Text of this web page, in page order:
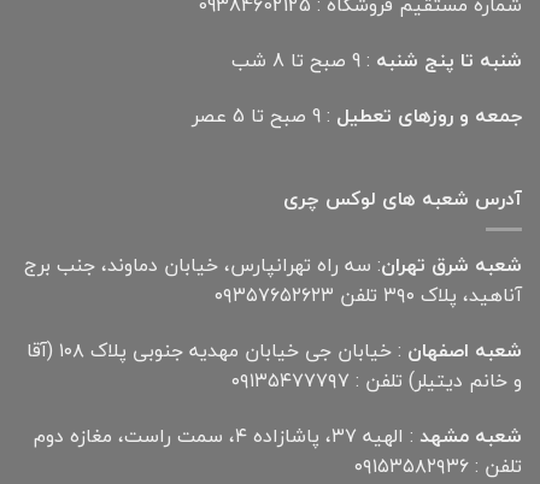
شنبه تا پنج شنبه : 9 صبح تا 8 شب
جمعه و روزهای تعطیل : 9 صبح تا 5 عصر
آدرس شعبه های لوکس چری
شعبه شرق تهران: سه راه تهرانپارس، خیابان دماوند، جنب برج
آناهید، پلاک ۳۹۰ تلفن ۰۹۳۵۷۶۵۲۶۲۳
شعبه اصفهان
: خیابان جی خیابان مهدیه جنوبی پلاک ۱۰۸ (آقا
و خانم دیتیلر) تلفن : ۰۹۱۳۵۴۷۷۷۹۷
شعبه مشهد
: الهیه ۳۷، پاشازاده ۴، سمت راست، مغازه دوم
تلفن : ۰۹۱۵۳۵۸۲۹۳۶